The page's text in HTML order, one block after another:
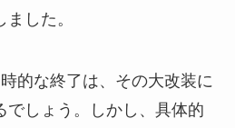
した。
的な終了は、その大改装に
でしょう。しかし、具体的